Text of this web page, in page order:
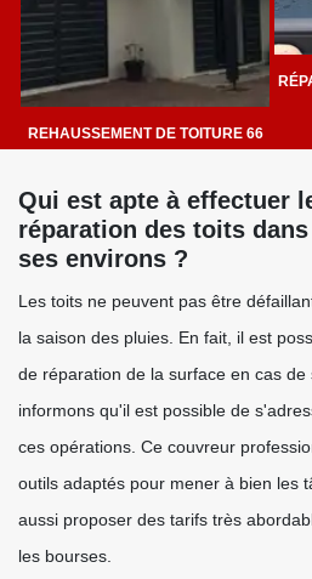
REHAUSSEMENT DE TOITURE 66
Qui est apte à effectuer
réparation des toits
ses environs ?
Les toits ne peuvent pas être
la saison des pluies. En fait, il est
de réparation de la surface en cas de
informons qu'il est possible de
ces opérations. Ce couvreur
outils adaptés pour mener à bien les
aussi proposer des tarifs très
les bourses.